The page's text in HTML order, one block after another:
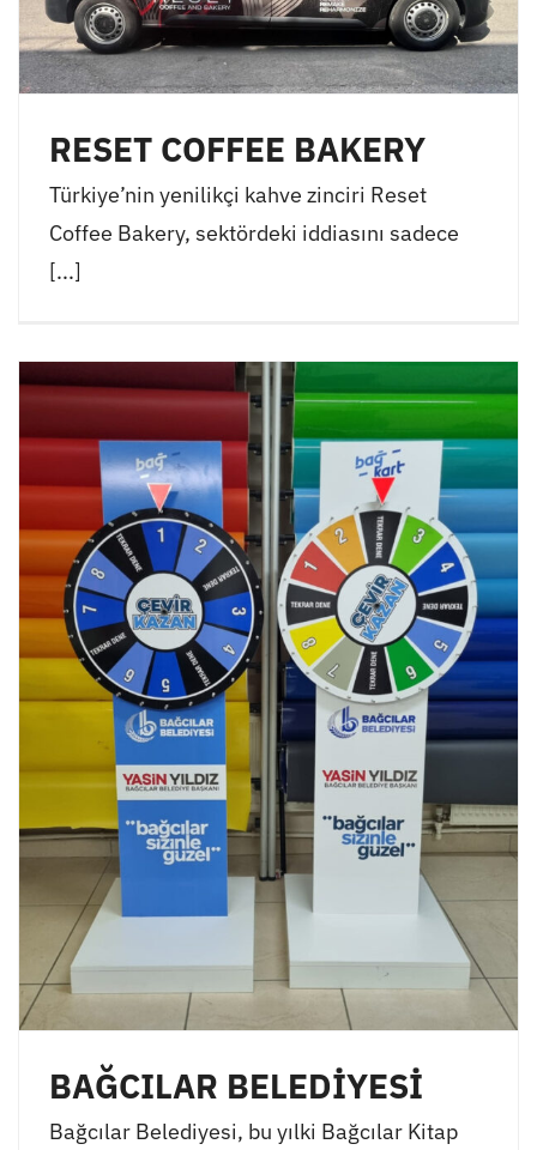
RESET COFFEE BAKERY
Türkiye’nin yenilikçi kahve zinciri Reset
Coffee Bakery, sektördeki iddiasını sadece
[...]
BAĞCILAR BELEDİYESİ
Bağcılar Belediyesi, bu yılki Bağcılar Kitap